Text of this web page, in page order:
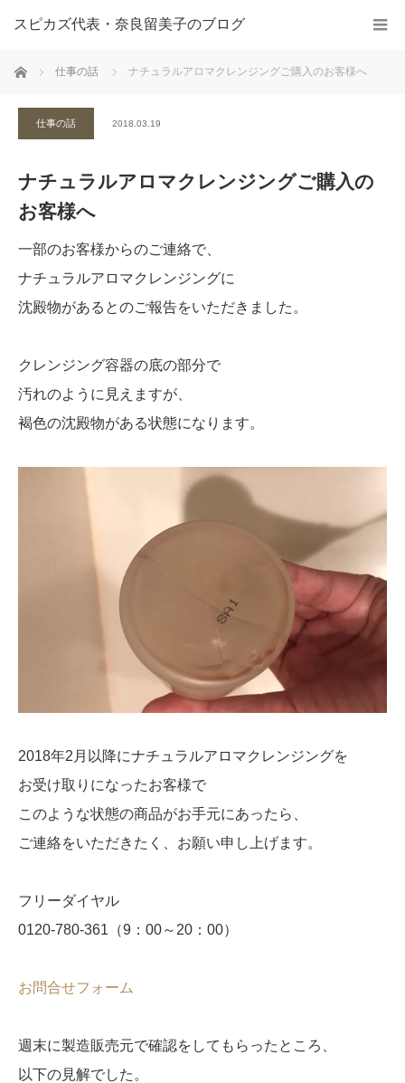
スピカズ代表・奈良留美子のブログ
ホーム 仕事の話 ナチュラルアロマクレンジングご購入のお客様へ
仕事の話 2018.03.19
ナチュラルアロマクレンジングご購入の
お客様へ
一部のお客様からのご連絡で、
ナチュラルアロマクレンジングに
沈殿物があるとのご報告をいただきました。
クレンジング容器の底の部分で
汚れのように見えますが、
褐色の沈殿物がある状態になります。
2018年2月以降にナチュラルアロマクレンジングを
お受け取りになったお客様で
このような状態の商品がお手元にあったら、
ご連絡をいただきたく、お願い申し上げます。
フリーダイヤル
0120-780-361（9：00～20：00）
お問合せフォーム
週末に製造販売元で確認をしてもらったところ、
以下の見解でした。